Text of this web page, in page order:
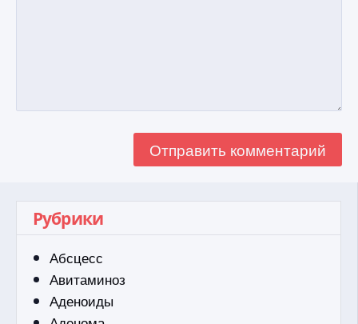
Рубрики
Абсцесс
Авитаминоз
Аденоиды